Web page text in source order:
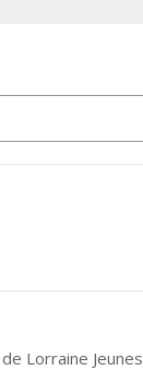
Lorraine Jeunes